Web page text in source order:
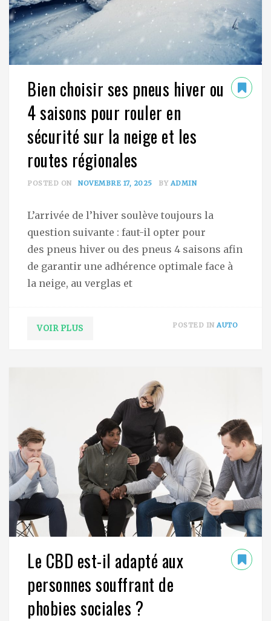
Bien choisir ses pneus hiver ou
4 saisons pour rouler en
sécurité sur la neige et les
routes régionales
POSTED ON NOVEMBRE 17, 2025 BY ADMIN
L’arrivée de l’hiver soulève toujours la
question suivante : faut-il opter pour
des pneus hiver ou des pneus 4 saisons afin
de garantir une adhérence optimale face à
la neige, au verglas et
VOIR PLUS POSTED IN AUTO
Le CBD est-il adapté aux
personnes souffrant de
phobies sociales ?